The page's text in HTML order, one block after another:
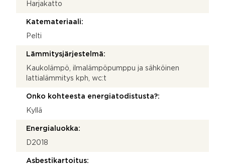
Harjakatto
Katemateriaali:
Pelti
Lämmitysjärjestelmä:
Kaukolämpö, ilmalämpöpumppu ja sähköinen
lattialämmitys kph, wc:t
Onko kohteesta energiatodistusta?:
Kyllä
Energialuokka:
D2018
Asbestikartoitus: